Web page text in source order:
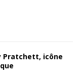
Pratchett, icône